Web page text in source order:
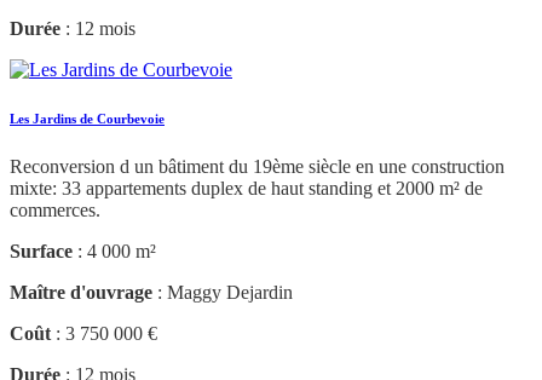
Durée : 12 mois
Les Jardins de Courbevoie
Reconversion d un bâtiment du 19ème siècle en une construction
mixte: 33 appartements duplex de haut standing et 2000 m² de
commerces.
Surface : 4 000 m²
Maître d'ouvrage : Maggy Dejardin
Coût : 3 750 000 €
Durée : 12 mois